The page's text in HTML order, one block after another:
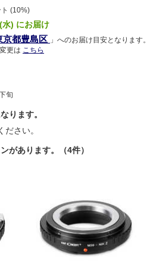
(10%)
) にお届け
京都豊島区 」へのお届け目安となります。
更は こちら
旬
ります。
ださい。
があります。（4件）